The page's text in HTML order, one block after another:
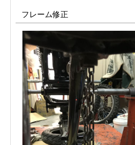
フレーム修正